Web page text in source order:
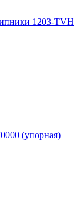
1203-TVH
(упорная)